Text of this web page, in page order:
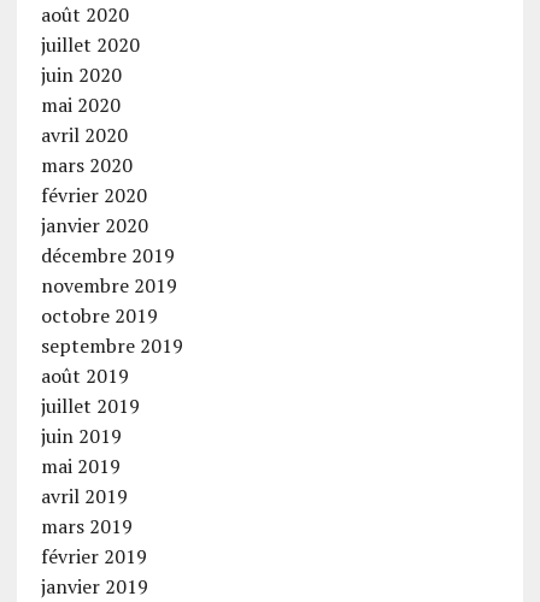
août 2020
juillet 2020
juin 2020
mai 2020
avril 2020
mars 2020
février 2020
janvier 2020
décembre 2019
novembre 2019
octobre 2019
septembre 2019
août 2019
juillet 2019
juin 2019
mai 2019
avril 2019
mars 2019
février 2019
janvier 2019